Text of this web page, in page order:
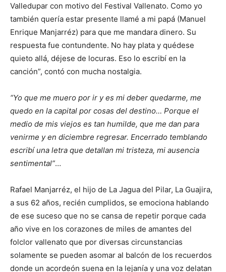
Valledupar con motivo del Festival Vallenato. Como yo
también quería estar presente llamé a mi papá (Manuel
Enrique Manjarréz) para que me mandara dinero. Su
respuesta fue contundente. No hay plata y quédese
quieto allá, déjese de locuras. Eso lo escribí en la
canción”, contó con mucha nostalgia.
“Yo que me muero por ir y es mi deber quedarme, me
quedo en la capital por cosas del destino… Porque el
medio de mis viejos es tan humilde, que me dan para
venirme y en diciembre regresar. Encerrado temblando
escribí una letra que detallan mi tristeza, mi ausencia
sentimental”…
Rafael Manjarréz, el hijo de La Jagua del Pilar, La Guajira,
a sus 62 años, recién cumplidos, se emociona hablando
de ese suceso que no se cansa de repetir porque cada
año vive en los corazones de miles de amantes del
folclor vallenato que por diversas circunstancias
solamente se pueden asomar al balcón de los recuerdos
donde un acordeón suena en la lejanía y una voz delatan